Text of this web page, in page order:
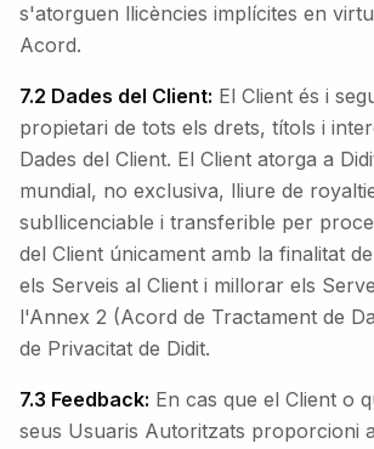
s'atorguen llicències implícites en
Acord.
7.2 Dades del Client: El Client és i
propietari de tots els drets, títols i
Dades del Client. El Client atorga a
mundial, no exclusiva, lliure de
subllicenciable i transferible per
del Client únicament amb la finalitat
els Serveis al Client i millorar els
l'Annex 2 (Acord de Tractament de
de Privacitat de Didit.
7.3 Feedback: En cas que el Client o
seus Usuaris Autoritzats proporcioni